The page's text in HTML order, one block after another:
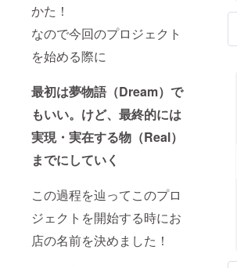
かた！
なので今回のプロジェクト
を始める際に
最初は夢物語（Dream）で
もいい。けど、最終的には
実現・実在する物（Real）
までにしていく
この過程を辿ってこのプロ
ジェクトを開始する時にお
店の名前を決めました！